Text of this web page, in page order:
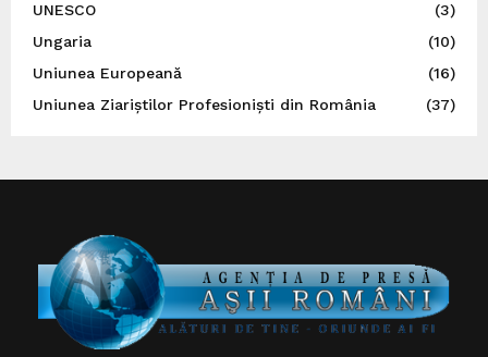
UNESCO
(3)
Ungaria
(10)
Uniunea Europeană
(16)
Uniunea Ziariștilor Profesioniști din România
(37)